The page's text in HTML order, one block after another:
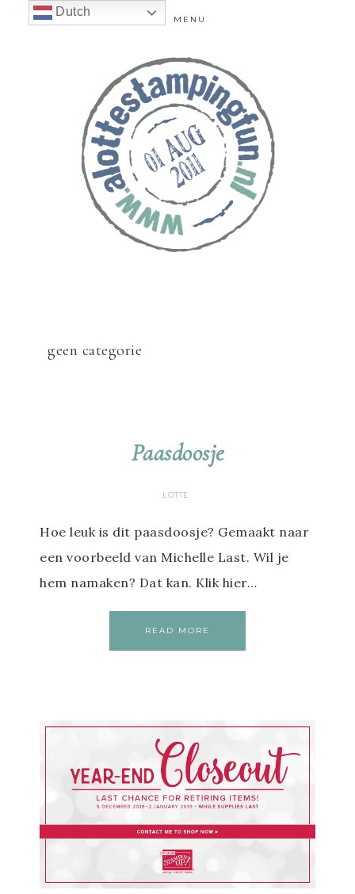
MENU
geen categorie
Paasdoosje
LOTTE
Hoe leuk is dit paasdoosje? Gemaakt naar
een voorbeeld van Michelle Last. Wil je
hem namaken? Dat kan. Klik hier…
READ MORE
Dutch